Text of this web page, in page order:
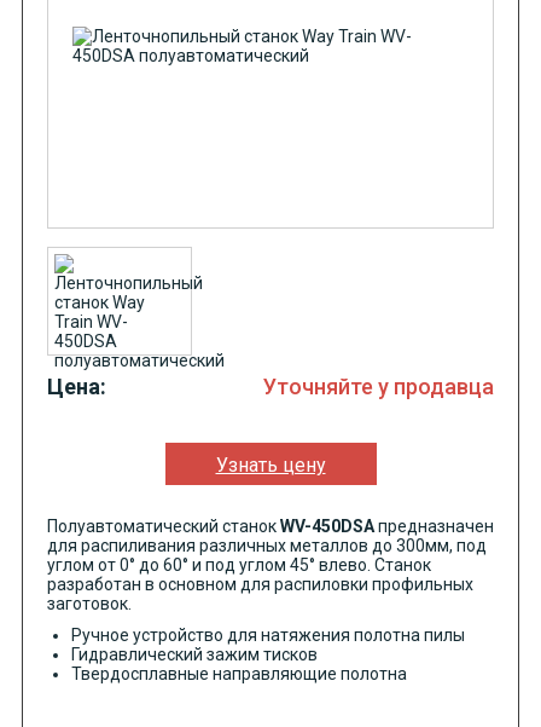
Цена: Уточняйте у продавца
Узнать цену
Полуавтоматический станокWV-450DSАпредназначен
для распиливания различных металлов до 300мм, под
углом от 0° до 60° и под углом 45° влево. Станок
разработан в основном для распиловки профильных
заготовок.
Ручное устройство для натяжения полотна пилы
Гидравлический зажим тисков
Твердосплавные направляющие полотна